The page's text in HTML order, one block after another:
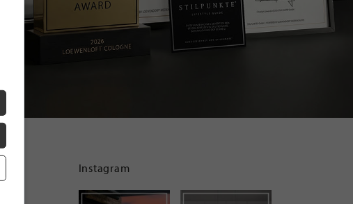
Instagram